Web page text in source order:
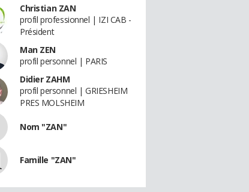
Christian ZAN
profil professionnel | IZI CAB -
Président
Man ZEN
profil personnel | PARIS
Didier ZAHM
profil personnel | GRIESHEIM
PRES MOLSHEIM
Nom "ZAN"
Famille "ZAN"